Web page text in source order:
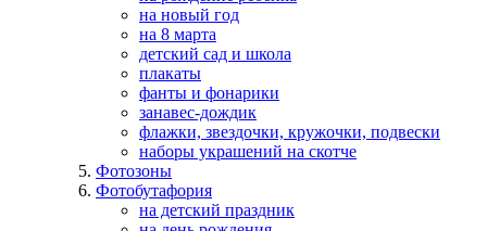
на новый год
на 8 марта
детский сад и школа
плакаты
фанты и фонарики
занавес-дождик
флажки, звездочки, кружочки, подвески
наборы украшений на скотче
Фотозоны
Фотобутафория
на детский праздник